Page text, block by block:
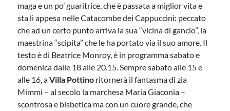
maga e un po’ guaritrice, che è passata a miglior vita e
sta lì appesa nelle Catacombe dei Cappuccini: peccato
che ad un certo punto arriva la sua “vicina di gancio”, la
maestrina “scipita” che le ha portato via il suo amore. Il
testo è di Beatrice Monroy, è in programma sabato e
domenica dalle 18 alle 20.15. Sempre sabato alle 15 e
alle 16, aVilla Pottino ritornerà il fantasma di zia
Mimmi – al secolo la marchesa Maria Giaconia –
scontrosa e bisbetica ma con un cuore grande, che